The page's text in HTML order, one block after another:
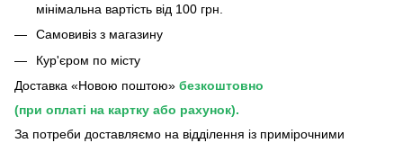
мінімальна вартість від 100 грн.
Самовивіз з магазину
Кур'єром по місту
Доставка «Новою поштою» безкоштовно
(при оплаті на картку або рахунок).
За потреби доставляємо на відділення із примірочними